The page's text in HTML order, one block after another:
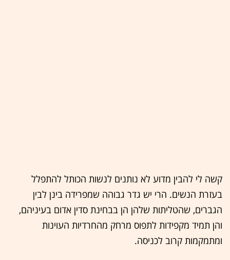
קשה לי להבין מדוע לא נותנים לנשות הכותל להתפלל
בעזרת הנשים. הרי יש גדר גבוהה שמפרידה בינן לבין
הגברים, שהטליתות שלהן הן בבחינת סדין אדום בעיניהם,
והן תמיד מקפידות לתפוס מרחק מהחרדיות העוינות
ומתמקמות קרוב לכניסה.